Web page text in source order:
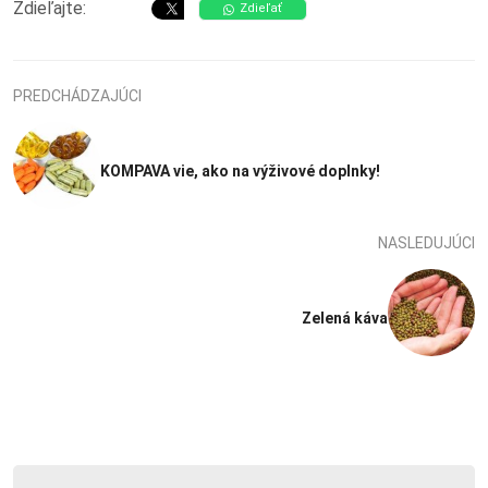
Zdieľajte: Zdieľať
PREDCHÁDZAJÚCI
KOMPAVA vie, ako na výživové doplnky!
NASLEDUJÚCI
Zelená káva